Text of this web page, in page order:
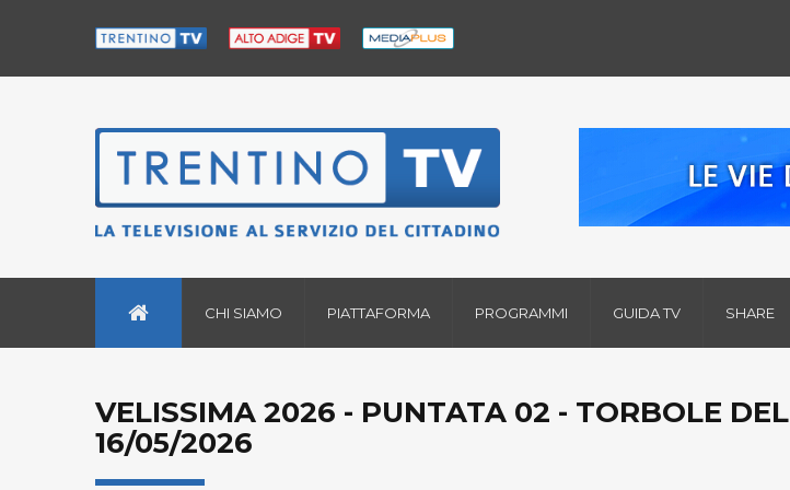
CHI SIAMO PIATTAFORMA PROGRAMMI GUIDA TV SHARE
VELISSIMA 2026 - PUNTATA 02 - TORBOLE DEL
16/05/2026